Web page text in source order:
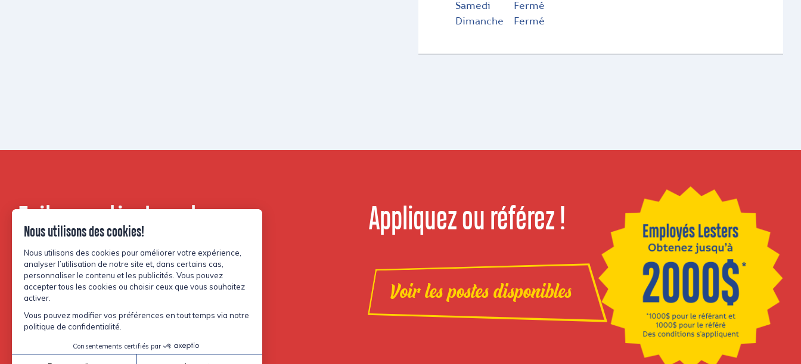
Samedi
Fermé
Dimanche
Fermé
Faites partie de notre
communauté.
Facebook Instagram TikTok
Appliquez ou référez !
Voir les postes disponibles